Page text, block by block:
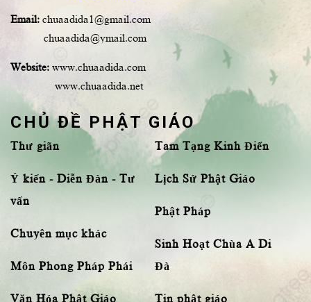
Email: chuaadida1@gmail.com
chuaadida@ymail.com
Website: www.chuaadida.com
www.chuaadida.net
CHỦ ĐỀ PHẬT GIÁO
Thư giãn
Ý kiến - Diễn Đàn - Tư
vấn
Chuyên mục khác
Môn Phong Pháp Phái
Văn Hóa Phật Giáo
Tam Tạng Kinh Điển
Lịch Sử Phật Giáo
Phật Pháp
Sinh Hoạt Chùa A Di
Đà
Tin phật giáo